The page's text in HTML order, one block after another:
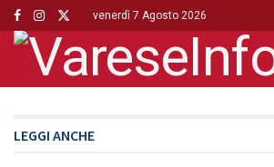
venerdì 7 Agosto 2026
LEGGI ANCHE